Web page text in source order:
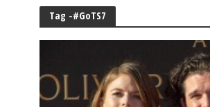
Tag -#GoTS7